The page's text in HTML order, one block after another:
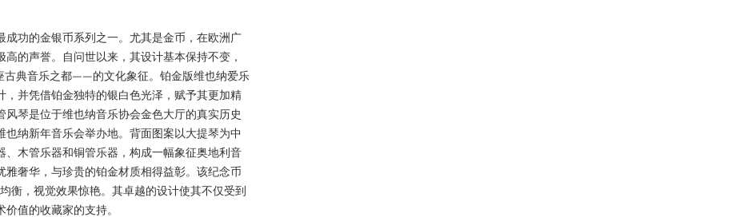
成功的金银币系列之一。尤其是金币，在欧洲广
的声誉。自问世以来，其设计基本保持不变，
典音乐之都——的文化象征。铂金版维也纳爱乐
，并凭借铂金独特的银白色光泽，赋予其更加精
风琴是位于维也纳音乐协会金色大厅的真实历史
也纳新年音乐会举办地。背面图案以大提琴为中
、木管乐器和铜管乐器，构成一幅象征奥地利音
雅奢华，与珍贵的铂金材质相得益彰。该纪念币
衡，视觉效果惊艳。其卓越的设计使其不仅受到
值的收藏家的支持。